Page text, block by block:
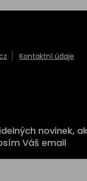
Kontaktní údaje
novinek,
Váš email